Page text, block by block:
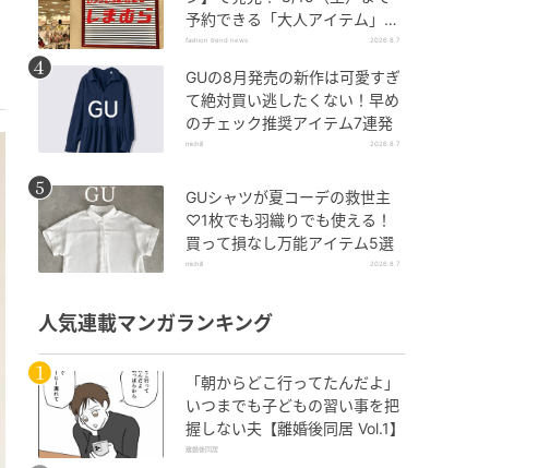
予約できる「大人アイテム」っ
て？
fashion trend news 2026.8.7
GUの8月発売の新作は可愛すぎ
て絶対買い逃したくない！早め
のチェック推奨アイテム7連発
michill 2026.8.7
GUシャツが夏コーデの救世主
♡1枚でも羽織りでも使える！
買って損なし万能アイテム5選
michill 2026.8.7
人気連載マンガランキング
「朝からどこ行ってたんだよ」
いつまでも子どもの習い事を把
握しない夫【離婚後同居 Vol.1】
離婚後同居